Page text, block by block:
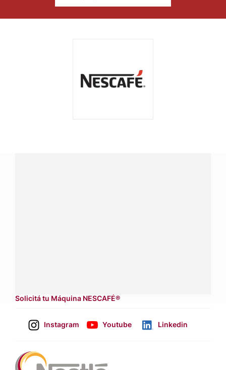
Solicitá tu Máquina NESCAFÉ®
Instagram Youtube Linkedin